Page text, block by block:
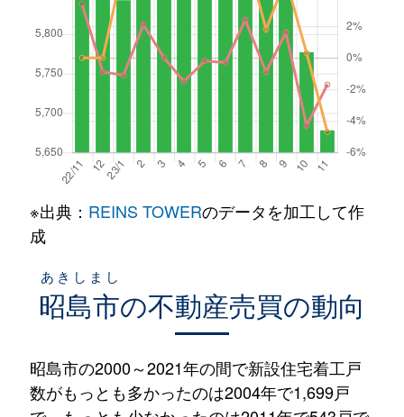
※出典： REINS TOWERのデータを加工して作
成
昭島市
あきしまし
の不動産売買の動向
昭島市の2000～2021年の間で新設住宅着工戸
数がもっとも多かったのは2004年で1,699戸